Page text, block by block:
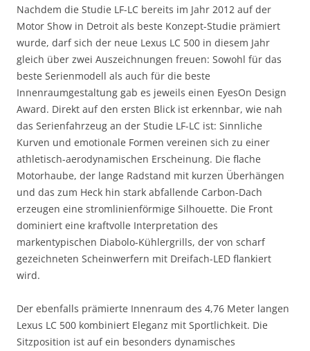
Nachdem die Studie LF-LC bereits im Jahr 2012 auf der
Motor Show in Detroit als beste Konzept-Studie prämiert
wurde, darf sich der neue Lexus LC 500 in diesem Jahr
gleich über zwei Auszeichnungen freuen: Sowohl für das
beste Serienmodell als auch für die beste
Innenraumgestaltung gab es jeweils einen EyesOn Design
Award. Direkt auf den ersten Blick ist erkennbar, wie nah
das Serienfahrzeug an der Studie LF-LC ist: Sinnliche
Kurven und emotionale Formen vereinen sich zu einer
athletisch-aerodynamischen Erscheinung. Die flache
Motorhaube, der lange Radstand mit kurzen Überhängen
und das zum Heck hin stark abfallende Carbon-Dach
erzeugen eine stromlinienförmige Silhouette. Die Front
dominiert eine kraftvolle Interpretation des
markentypischen Diabolo-Kühlergrills, der von scharf
gezeichneten Scheinwerfern mit Dreifach-LED flankiert
wird.
Der ebenfalls prämierte Innenraum des 4,76 Meter langen
Lexus LC 500 kombiniert Eleganz mit Sportlichkeit. Die
Sitzposition ist auf ein besonders dynamisches